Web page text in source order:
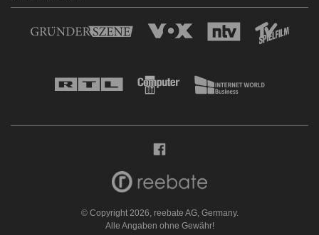
© Copyright 2026, reebate AG, Germany.
Alle Angaben ohne Gewähr!